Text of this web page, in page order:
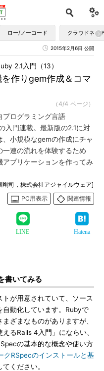
ロー/ノーコード クラウドネイ
2015年2月6日 公開
作りgem作成＆コマ
2.1入門（13）
（4/4 ページ）
プログラミング言語
入門連載。最新版の2.1に対
小規模なgemの作成にチャ
連の流れを体験するため
プリケーションを作ってみ
司，株式会社アジャイルウェア]
PC用表示
関連情報
LINE Hatena
書いてみる
が用意されていて、ソース
自動化しています。Rubyで
ざまなものがありますが、
るRails 4入門」にならい、
の基本的な概念や使い方
クRSpecのインストールと基
てください。